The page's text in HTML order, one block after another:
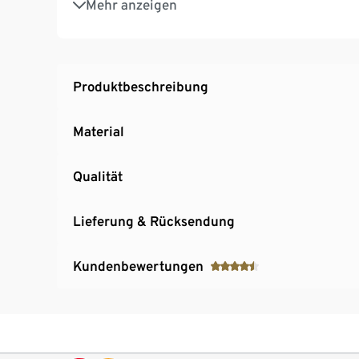
Mehr anzeigen
Modernes Design in Trendfarben und mit
Produktbeschreibung
Material
Qualität
Lieferung & Rücksendung
Kundenbewertungen